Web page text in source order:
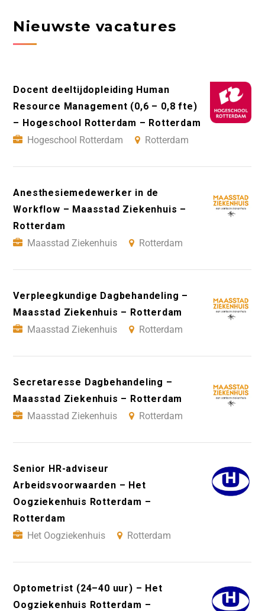
Nieuwste vacatures
Docent deeltijdopleiding Human
Resource Management (0,6 – 0,8 fte)
– Hogeschool Rotterdam – Rotterdam
Hogeschool Rotterdam
Rotterdam
Anesthesiemedewerker in de
Workflow – Maasstad Ziekenhuis –
Rotterdam
Maasstad Ziekenhuis
Rotterdam
Verpleegkundige Dagbehandeling –
Maasstad Ziekenhuis – Rotterdam
Maasstad Ziekenhuis
Rotterdam
Secretaresse Dagbehandeling –
Maasstad Ziekenhuis – Rotterdam
Maasstad Ziekenhuis
Rotterdam
Senior HR-adviseur
Arbeidsvoorwaarden – Het
Oogziekenhuis Rotterdam –
Rotterdam
Het Oogziekenhuis
Rotterdam
Optometrist (24–40 uur) – Het
Oogziekenhuis Rotterdam –